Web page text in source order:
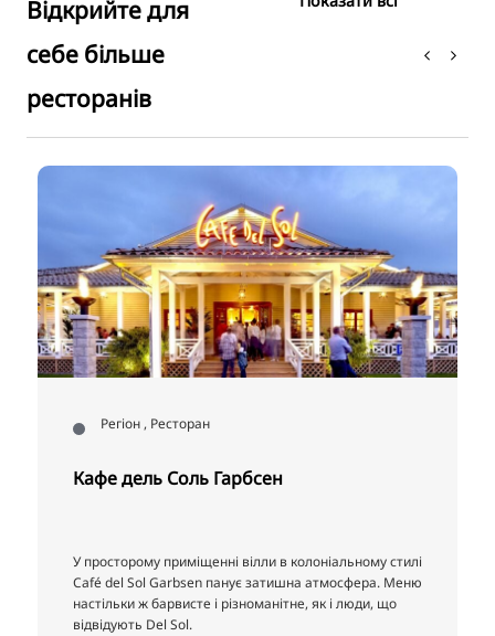
Відкрийте для
себе більше
ресторанів
Регіон , Ресторан
Кафе дель Соль Гарбсен
У просторому приміщенні вілли в колоніальному стилі
Café del Sol Garbsen панує затишна атмосфера. Меню
настільки ж барвисте і різноманітне, як і люди, що
відвідують Del Sol.